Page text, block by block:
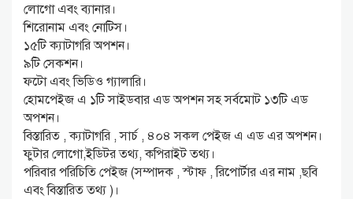
লোগো এবং ব্যানার।
শিরোনাম এবং নোটিস।
১৫টি ক্যাটাগরি অপশন।
৯টি সেকশন।
ফটো এবং ভিডিও গ্যালারি।
হোমপেইজ এ ১টি সাইডবার এড অপশন সহ সর্বমোট ১৩টি এড
অপশন।
বিস্তারিত , ক্যাটাগরি , সার্চ , ৪০৪ সকল পেইজ এ এড এর অপশন।
ফুটার লোগো,ইডিটর তথ্য, কপিরাইট তথ্য।
পরিবার পরিচিতি পেইজ (সম্পাদক , স্টাফ , রিপোর্টার এর নাম ,ছবি
এবং বিস্তারিত তথ্য )।